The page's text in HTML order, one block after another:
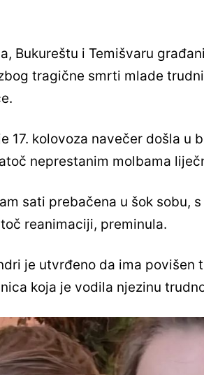
Bukureštu i Temišvaru
tragične smrti mlade
17. kolovoza navečer došla u
neprestanim molbama
sati prebačena u šok sobu,
reanimaciji, preminula.
je utvrđeno da ima povišen
koja je vodila njezinu